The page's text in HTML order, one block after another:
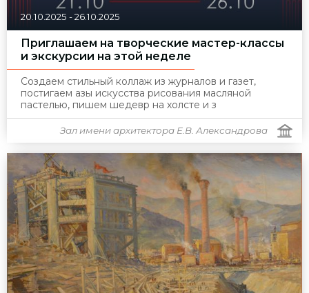
20.10.2025 -26.10.2025
Приглашаем на творческие мастер-классы
и экскурсии на этой неделе
Создаем стильный коллаж из журналов и газет,
постигаем азы искусства рисования масляной
пастелью, пишем шедевр на холсте и з
Зал имени архитектора Е.В. Александрова